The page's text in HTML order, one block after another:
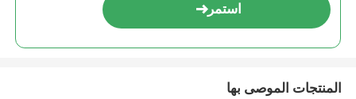
استمر
المنتجات الموصى بها